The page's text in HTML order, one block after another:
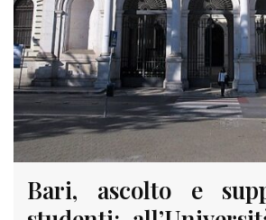
Bari, ascolto e